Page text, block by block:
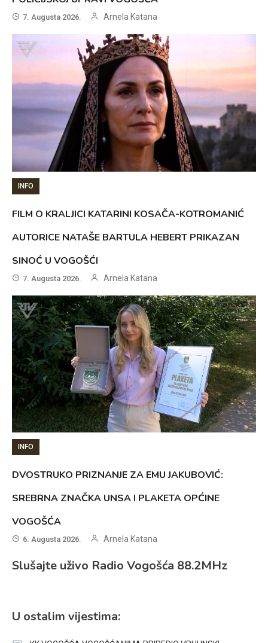
7. Augusta 2026. Arnela Katana
INFO
FILM O KRALJICI KATARINI KOSAČA-KOTROMANIĆ
AUTORICE NATAŠE BARTULA HEBERT PRIKAZAN
SINOĆ U VOGOŠĆI
7. Augusta 2026. Arnela Katana
INFO
DVOSTRUKO PRIZNANJE ZA EMU JAKUBOVIĆ:
SREBRNA ZNAČKA UNSA I PLAKETA OPĆINE
VOGOŠĆA
6. Augusta 2026. Arnela Katana
Slušajte uživo Radio Vogošća 88.2MHz
U ostalim vijestima: